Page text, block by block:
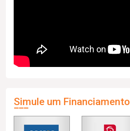
Simule um Financiamento